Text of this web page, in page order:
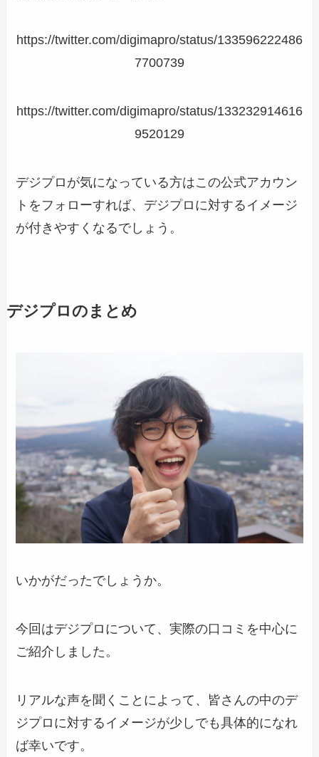
https://twitter.com/digimapro/status/133596222486
7700739
https://twitter.com/digimapro/status/133232914616
9520129
デジプロが気になっている方はこの公式アカウン
トをフォローすれば、デジプロに対するイメージ
が付きやすくなるでしょう。
デジプロのまとめ
いかがだったでしょうか。
今回はデジプロについて、実際の口コミを中心に
ご紹介しました。
リアルな声を聞くことによって、皆さんの中のデ
ジプロに対するイメージが少しでも具体的になれ
ば幸いです。